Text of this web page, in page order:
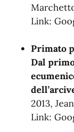
Link:
Primato
Dal
2013,
Link: